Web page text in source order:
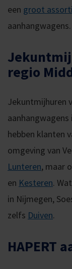
een groot
aanhangwagens.
regio
Jekuntmijhuren
hebben klanten
omgeving van
Lunteren, maar
en Kesteren.
in Nijmegen,
zelfs Duiven.
HAPERT